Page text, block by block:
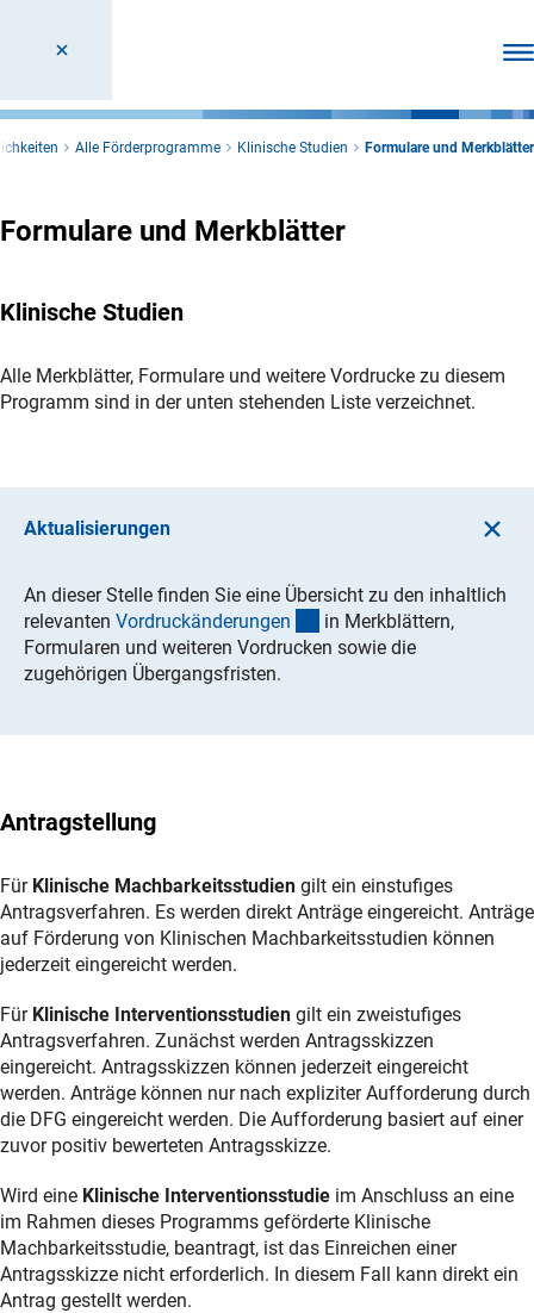
Alle Förderprogramme Klinische Studien Formulare und Merkblätter
Formulare und Merkblätter
Klinische Studien
Alle Merkblätter, Formulare und weitere Vordrucke zu diesem
Programm sind in der unten stehenden Liste verzeichnet.
Aktualisierungen
An dieser Stelle finden Sie eine Übersicht zu den inhaltlich
relevanten Vordruckänderungen (Download)
in Merkblättern,
Formularen und weiteren Vordrucken sowie die
zugehörigen Übergangsfristen.
Antragstellung
Für Klinische Machbarkeitsstudien gilt ein einstufiges
Antragsverfahren. Es werden direkt Anträge eingereicht. Anträge
auf Förderung von Klinischen Machbarkeitsstudien können
jederzeit eingereicht werden.
Für Klinische Interventionsstudien gilt ein zweistufiges
Antragsverfahren. Zunächst werden Antragsskizzen
eingereicht. Antragsskizzen können jederzeit eingereicht
werden. Anträge können nur nach expliziter Aufforderung durch
die DFG eingereicht werden. Die Aufforderung basiert auf einer
zuvor positiv bewerteten Antragsskizze.
Wird eine Klinische Interventionsstudie im Anschluss an eine
im Rahmen dieses Programms geförderte Klinische
Machbarkeitsstudie, beantragt, ist das Einreichen einer
Antragsskizze nicht erforderlich. In diesem Fall kann direkt ein
Antrag gestellt werden.